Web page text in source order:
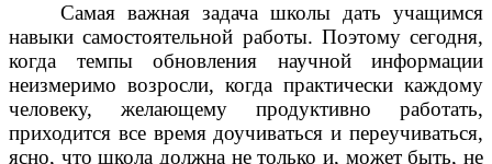
Самая важная задача школы дать учащимся
навыки самостоятельной работы. Поэтому сегодня,
когда темпы обновления научной информации
неизмеримо возросли, когда практически каждому
человеку, желающему продуктивно работать,
приходится все время доучиваться и переучиваться,
ясно, что школа должна не только и, может быть, не